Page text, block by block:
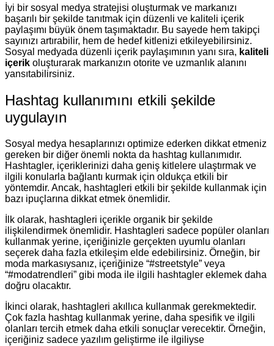
İyi bir sosyal medya stratejisi oluşturmak ve markanızı
başarılı bir şekilde tanıtmak için düzenli ve kaliteli içerik
paylaşımı büyük önem taşımaktadır. Bu sayede hem takipçi
sayınızı artırabilir, hem de hedef kitlenizi etkileyebilirsiniz.
Sosyal medyada düzenli içerik paylaşımının yanı sıra, kaliteli
içerik oluşturarak markanızın otorite ve uzmanlık alanını
yansıtabilirsiniz.
Hashtag kullanımını etkili şekilde
uygulayın
Sosyal medya hesaplarınızı optimize ederken dikkat etmeniz
gereken bir diğer önemli nokta da hashtag kullanımıdır.
Hashtagler, içeriklerinizi daha geniş kitlelere ulaştırmak ve
ilgili konularla bağlantı kurmak için oldukça etkili bir
yöntemdir. Ancak, hashtagleri etkili bir şekilde kullanmak için
bazı ipuçlarına dikkat etmek önemlidir.
İlk olarak, hashtagleri içerikle organik bir şekilde
ilişkilendirmek önemlidir. Hashtagleri sadece popüler olanları
kullanmak yerine, içeriğinizle gerçekten uyumlu olanları
seçerek daha fazla etkileşim elde edebilirsiniz. Örneğin, bir
moda markasıysanız, içeriğinize “#streetstyle” veya
“#modatrendleri” gibi moda ile ilgili hashtagler eklemek daha
doğru olacaktır.
İkinci olarak, hashtagleri akıllıca kullanmak gerekmektedir.
Çok fazla hashtag kullanmak yerine, daha spesifik ve ilgili
olanları tercih etmek daha etkili sonuçlar verecektir. Örneğin,
içeriğiniz sadece yazılım geliştirme ile ilgiliyse